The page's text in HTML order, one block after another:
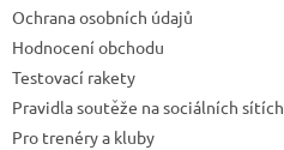
p
i
Ochrana osobních údajů
Hodnocení obchodu
Testovací rakety
Pravidla soutěže na sociálních sítích
Pro trenéry a kluby